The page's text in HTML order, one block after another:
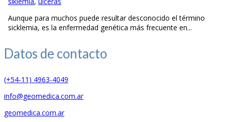
Aunque para muchos puede resultar desconocido el término
sicklemia, es la enfermedad genética más frecuente en...
Datos de contacto
(+54-11) 4963-4049
info@geomedica.com.ar
geomedica.com.ar